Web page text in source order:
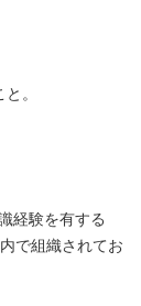
。
経験を有する
で組織されてお